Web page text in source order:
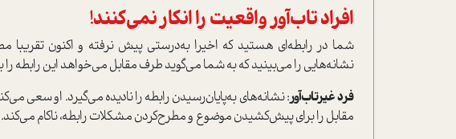
افراد تاب‌آور واقعیت را انکار نمی‌کنند!
شما در رابطه‌ای هستید که اخیرا به‌درستی پیش نرفته و اکنون
نشانه‌هایی را می‌بینید که به شما می‌گوید طرف مقابل می‌خواهد این رابطه
فرد غیرتاب‌آور: نشانه‌های به‌پایان‌رسیدن رابطه را نادیده می‌گیرد. او سعی
مقابل را برای پیش‌کشیدن موضوع و مطرح‌کردن مشکلات رابطه، ناکام می‌کند.